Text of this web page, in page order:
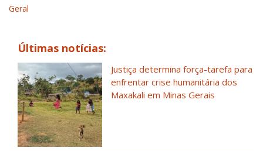
Geral
Últimas notícias:
Justiça determina força-tarefa para
enfrentar crise humanitária dos
Maxakali em Minas Gerais